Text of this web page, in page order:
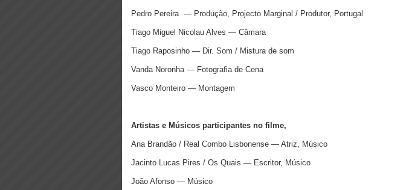
Pedro Pereira — Produção, Projecto Marginal / Produtor, Portugal
Tiago Miguel Nicolau Alves — Câmara
Tiago Raposinho — Dir. Som / Mistura de som
Vanda Noronha — Fotografia de Cena
Vasco Monteiro — Montagem
Artistas e Músicos participantes no filme,
Ana Brandão / Real Combo Lisbonense — Atriz, Músico
Jacinto Lucas Pires / Os Quais — Escritor, Músico
João Afonso — Músico